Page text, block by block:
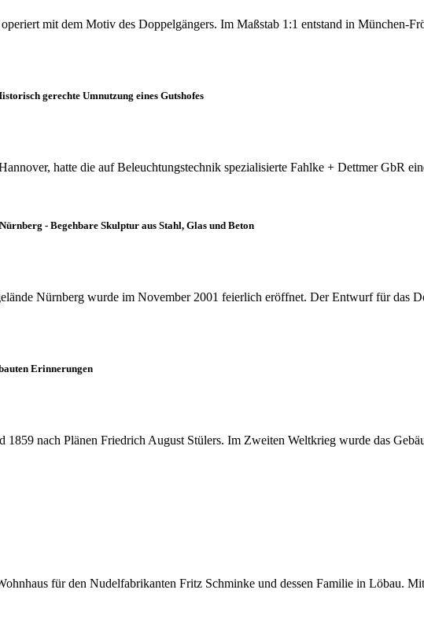
mit dem Motiv des Doppelgängers. Im Maßstab 1:1 entstand in München-
gerechte Umnutzung eines Gutshofes
hatte die auf Beleuchtungstechnik spezialisierte Fahlke + Dettmer GbR
- Begehbare Skulptur aus Stahl, Glas und Beton
Nürnberg wurde im November 2001 feierlich eröffnet. Der Entwurf für das
Erinnerungen
1859 nach Plänen Friedrich August Stülers. Im Zweiten Weltkrieg wurde das
für den Nudelfabrikanten Fritz Schminke und dessen Familie in Löbau.